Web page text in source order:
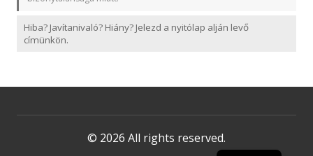
Hiba? Javítanivaló? Hiány? Jelezd a nyitólap alján levő
címünkön.
© 2026 All rights reserved.